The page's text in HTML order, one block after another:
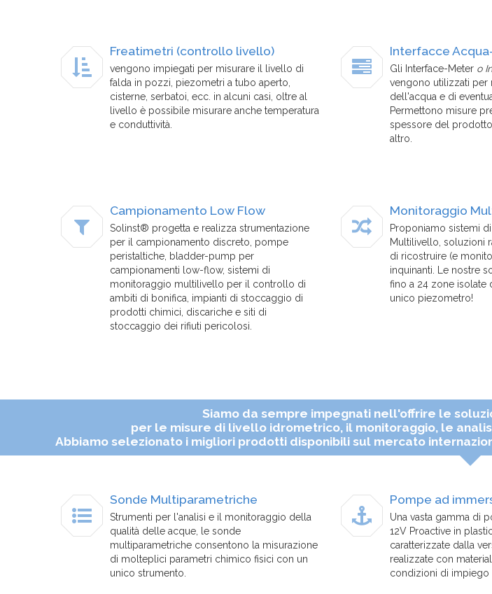
Freatimetri (controllo livello)
vengono impiegati per misurare il livello di
falda in pozzi, piezometri a tubo aperto,
cisterne, serbatoi, ecc. in alcuni casi, oltre al
livello è possibile misurare anche temperatura
e conduttività.
Interfacce
Gli Interface-Meter o
vengono utilizzati per
dell'acqua e di
Permettono misure
spessore del
altro.
Campionamento Low Flow
Solinst® progetta e realizza strumentazione
per il campionamento discreto, pompe
peristaltiche, bladder-pump per
campionamenti low-flow, sistemi di
monitoraggio multilivello per il controllo di
ambiti di bonifica, impianti di stoccaggio di
prodotti chimici, discariche e siti di
stoccaggio dei rifiuti pericolosi.
Monitoraggio
Proponiamo sistemi
Multilivello, soluzioni
di ricostruire (e
inquinanti. Le nostre
fino a 24 zone isolate
unico piezometro!
Siamo da sempre impegnati nell'offrire le
per le misure di livello idrometrico, il monitoraggio, le
Abbiamo selezionato i migliori prodotti disponibili sul mercato
Sonde Multiparametriche
Strumenti per l'analisi e il monitoraggio della
qualità delle acque, le sonde
multiparametriche consentono la misurazione
di molteplici parametri chimico fisici con un
unico strumento.
Pompe ad
Una vasta gamma di
12V Proactive in
caratterizzate dalla
realizzate con
condizioni di impiego